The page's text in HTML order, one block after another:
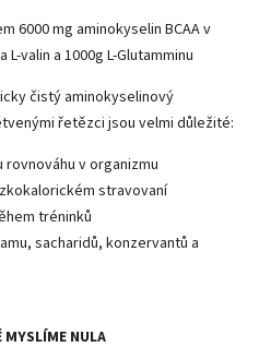
6000 mg aminokyselin BCAA v
valin a 1000g L-Glutamminu
čistý aminokyselinový
řetězci jsou velmi důležité:
v organizmu
stravovaní
tréninků
sacharidů, konzervantů a
NULA